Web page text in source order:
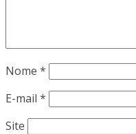
Nome *
E-mail *
Site